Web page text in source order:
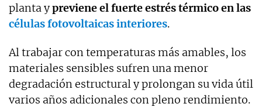
planta ypreviene el fuerte estrés térmico en las
células fotovoltaicas interiores.
Al trabajar con temperaturas más amables, los
materiales sensibles sufren una menor
degradación estructural y prolongan su vida útil
varios años adicionales con pleno rendimiento.